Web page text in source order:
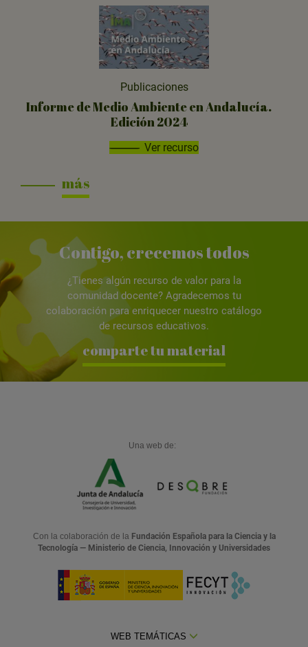
Publicaciones
Informe de Medio Ambiente en Andalucía.
Edición 2024
Ver recurso
más
Contigo, crecemos todos
¿Tienes algún recurso de valor para la
comunidad docente? Agradecemos tu
colaboración para enriquecer nuestro catálogo
de recursos educativos.
comparte tu material
Una web de:
Con la colaboración de la Fundación Española para la Ciencia y la
Tecnología — Ministerio de Ciencia, Innovación y Universidades
WEB TEMÁTICAS